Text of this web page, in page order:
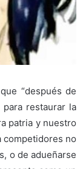
“después de
restaurar la
patria y nuestro
competidores no
o de adueñarse